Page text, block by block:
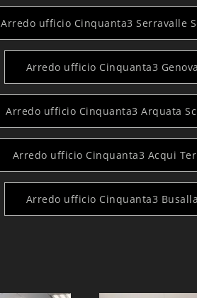
Arredo ufficio Cinquanta3 Serravalle
Arredo ufficio Cinquanta3 Genova
Arredo ufficio Cinquanta3 Arquata
Arredo ufficio Cinquanta3 Acqui
Arredo ufficio Cinquanta3 Busalla